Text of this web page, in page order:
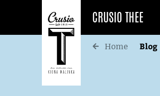
CRUSIO THEE
Home Blog